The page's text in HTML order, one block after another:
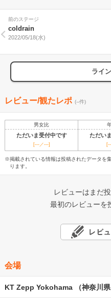
前のステージ
coldrain
2022/05/18(水)
ライ
レビュー/観たレポ (--件)
男女比
ただいま受付中です ただい
[---／---]
※掲載されている情報は投稿されたデータを
ります。
レビューはまだ
最初のレビューを
会場
KT Zepp Yokohama （神奈川県